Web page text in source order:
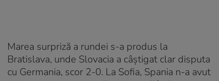
Marea surpriză a rundei s-a produs la
Bratislava, unde Slovacia a câștigat clar disputa
cu Germania, scor 2-0. La Sofia, Spania n-a avut